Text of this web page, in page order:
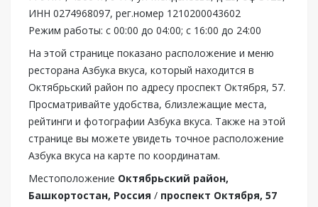
ИНН 0274968097, рег.номер 1210200043602
Режим работы: с 00:00 до 04:00; с 16:00 до 24:00
На этой странице показано расположение и меню
ресторана Азбука вкуса, который находится в
Октябрьский район по адресу проспект Октября, 57.
Просматривайте удобства, близлежащие места,
рейтинги и фотографии Азбука вкуса. Также на этой
странице вы можете увидеть точное расположение
Азбука вкуса на карте по координатам.
Местоположение Октябрьский район,
Башкортостан, Россия / проспект Октября, 57